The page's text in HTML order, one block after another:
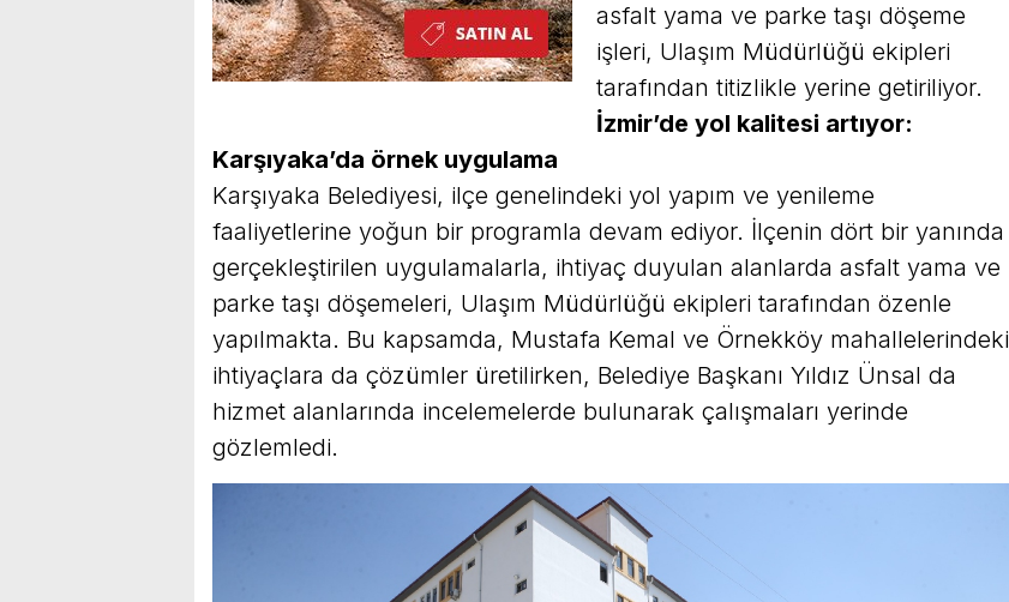
asfalt yama ve parke taşı döşeme
işleri, Ulaşım Müdürlüğü ekipleri
tarafından titizlikle yerine getiriliyor.
İzmir’de yol kalitesi artıyor:
Karşıyaka’da örnek uygulama
Karşıyaka Belediyesi, ilçe genelindeki yol yapım ve yenileme
faaliyetlerine yoğun bir programla devam ediyor. İlçenin dört bir yanında
gerçekleştirilen uygulamalarla, ihtiyaç duyulan alanlarda asfalt yama ve
parke taşı döşemeleri, Ulaşım Müdürlüğü ekipleri tarafından özenle
yapılmakta. Bu kapsamda, Mustafa Kemal ve Örnekköy mahallelerindeki
ihtiyaçlara da çözümler üretilirken, Belediye Başkanı Yıldız Ünsal da
hizmet alanlarında incelemelerde bulunarak çalışmaları yerinde
gözlemledi.